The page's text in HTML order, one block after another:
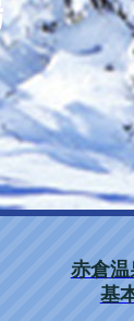
赤倉
基